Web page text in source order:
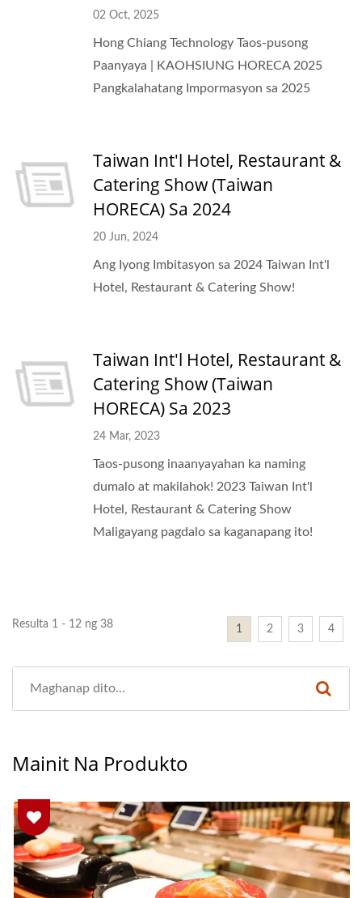
02 Oct, 2025
Hong Chiang Technology Taos-pusong
Paanyaya | KAOHSIUNG HORECA 2025
Pangkalahatang Impormasyon sa 2025
Taiwan Int'l Hotel, Restaurant &
Catering Show (Taiwan
HORECA) Sa 2024
20 Jun, 2024
Ang Iyong Imbitasyon sa 2024 Taiwan Int'l
Hotel, Restaurant & Catering Show!
Taiwan Int'l Hotel, Restaurant &
Catering Show (Taiwan
HORECA) Sa 2023
24 Mar, 2023
Taos-pusong inaanyayahan ka naming
dumalo at makilahok! 2023 Taiwan Int'l
Hotel, Restaurant & Catering Show
Maligayang pagdalo sa kaganapang ito!
Resulta 1 - 12 ng 38 1 2 3 4
Mainit Na Produkto